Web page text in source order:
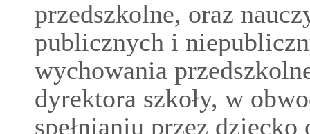
przedszkolne, oraz
publicznych i
wychowania
dyrektora szkoły, w
spełnianiu przez